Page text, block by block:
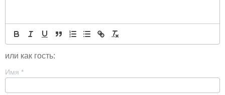
или как гость:
Имя *